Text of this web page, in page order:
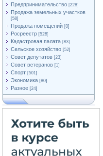
Предпринимательство [228]
Продажа земельных участков
[58]
Продажа помещений [0]
Росреестр [528]
Кадастровая палата [83]
Сельское хозяйство [52]
Совет депутатов [23]
Совет ветеранов [1]
Спорт [501]
Экономика [80]
Разное [24]